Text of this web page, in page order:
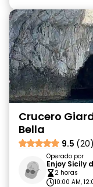
Crucero
Bella
9.5 (20)
Operado por
Enjoy Sicily
2 horas
10:00 AM,